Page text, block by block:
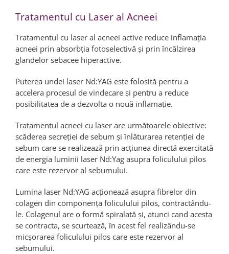
Tratamentul cu Laser al Acneei
Tratamentul cu laser al acneei active reduce inflamația
acneei prin absorbția fotoselectivă și prin încălzirea
glandelor sebacee hiperactive.
Puterea undei laser Nd:YAG este folosită pentru a
accelera procesul de vindecare și pentru a reduce
posibilitatea de a dezvolta o nouă inflamație.
Tratamentul acneei cu laser are următoarele obiective:
scăderea secreției de sebum și înlăturarea retenției de
sebum care se realizează prin acțiunea directă exercitată
de energia luminii laser Nd:Yag asupra foliculului pilos
care este rezervor al sebumului.
Lumina laser Nd:YAG acționează asupra fibrelor din
colagen din componența foliculului pilos, contractându-
le. Colagenul are o formă spiralată şi, atunci cand acesta
se contracta, se scurtează, în acest fel realizându-se
micșorarea foliculului pilos care este rezervor al
sebumului.